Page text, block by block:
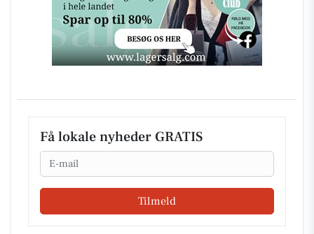
Få lokale nyheder GRATIS
Email
Tilmeld